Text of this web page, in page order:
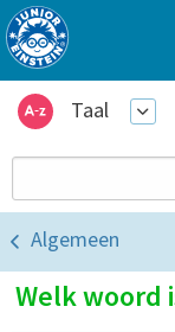
Taal
Algemeen
Welk woord